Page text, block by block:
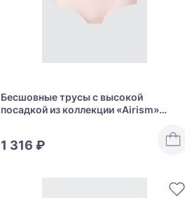
Бесшовные трусы с высокой
посадкой из коллекции «Airism»
1 316 ₽